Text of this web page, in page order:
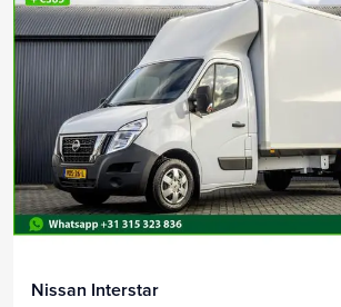
Nissan Interstar